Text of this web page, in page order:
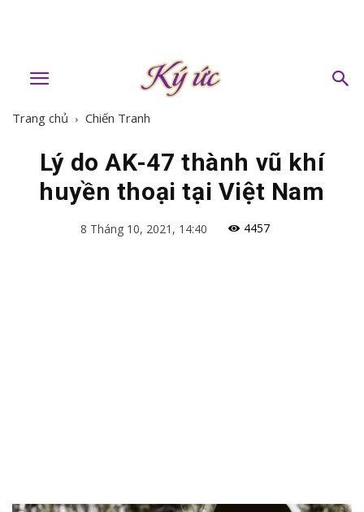
Trang chủ Chiến Tranh
Lý do AK-47 thành vũ khí
huyền thoại tại Việt Nam
8 Tháng 10, 2021, 14:40 4457